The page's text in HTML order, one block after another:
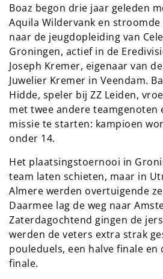
Boaz begon drie jaar geleden
Aquila Wildervank en
naar de jeugdopleiding van
Groningen, actief in de
Joseph Kremer, eigenaar van
Juwelier Kremer in Veendam.
Hidde, speler bij ZZ Leiden,
met twee andere teamgenoten
missie te starten: kampioen
onder 14.
Het plaatsingstoernooi in
team laten schieten, maar in
Almere werden overtuigende
Daarmee lag de weg naar
Zaterdagochtend gingen de
werden de veters extra strak
pouleduels, een halve finale en
finale.